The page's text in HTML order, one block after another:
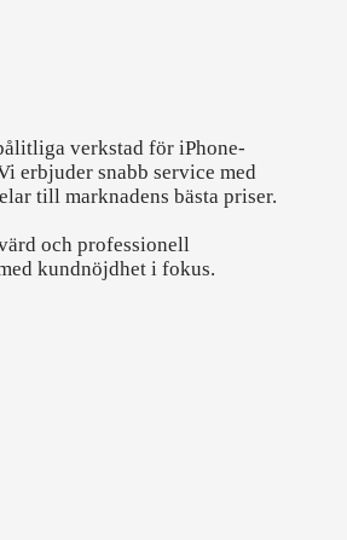
verkstad för iPhone-
erbjuder snabb service med
till marknadens bästa priser.
och professionell
kundnöjdhet i fokus.